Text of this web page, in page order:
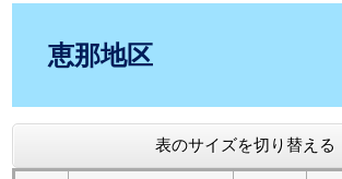
恵那地区
表のサイズを切り替える